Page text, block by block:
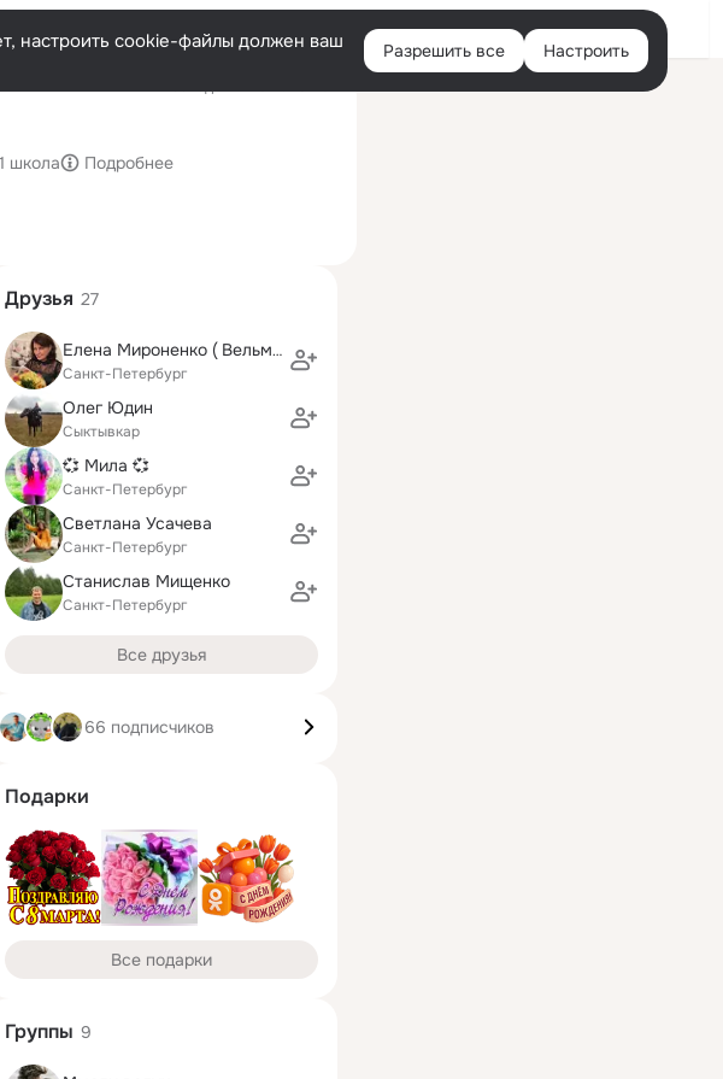
Войти
настроить cookie-файлы должен ваш
Разрешить все Настроить
школа Подробнее
Друзья 27
Елена Мироненко ( Вельможина)
Санкт-Петербург
Олег Юдин
Сыктывкар
💞 Мила 💞
Санкт-Петербург
Светлана Усачева
Санкт-Петербург
Станислав Мищенко
Санкт-Петербург
Все друзья
66 подписчиков
Подарки
Все подарки
Группы 9